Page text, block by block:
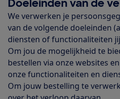
Doeleinden van de
We verwerken je
van de volgende doeleinden
diensten of functionaliteiten
Om jou de mogelijkheid te
bestellen via onze websites
onze functionaliteiten en
Om jouw bestelling te